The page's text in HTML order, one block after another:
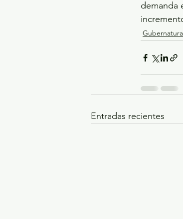
demanda
Entradas recientes